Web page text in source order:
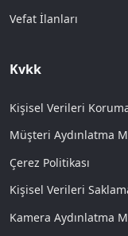
Vefat İlanları
Kvkk
Kişisel Verileri
Müşteri Aydınlatma
Çerez Politikası
Kişisel Verileri
Kamera Aydınlatma